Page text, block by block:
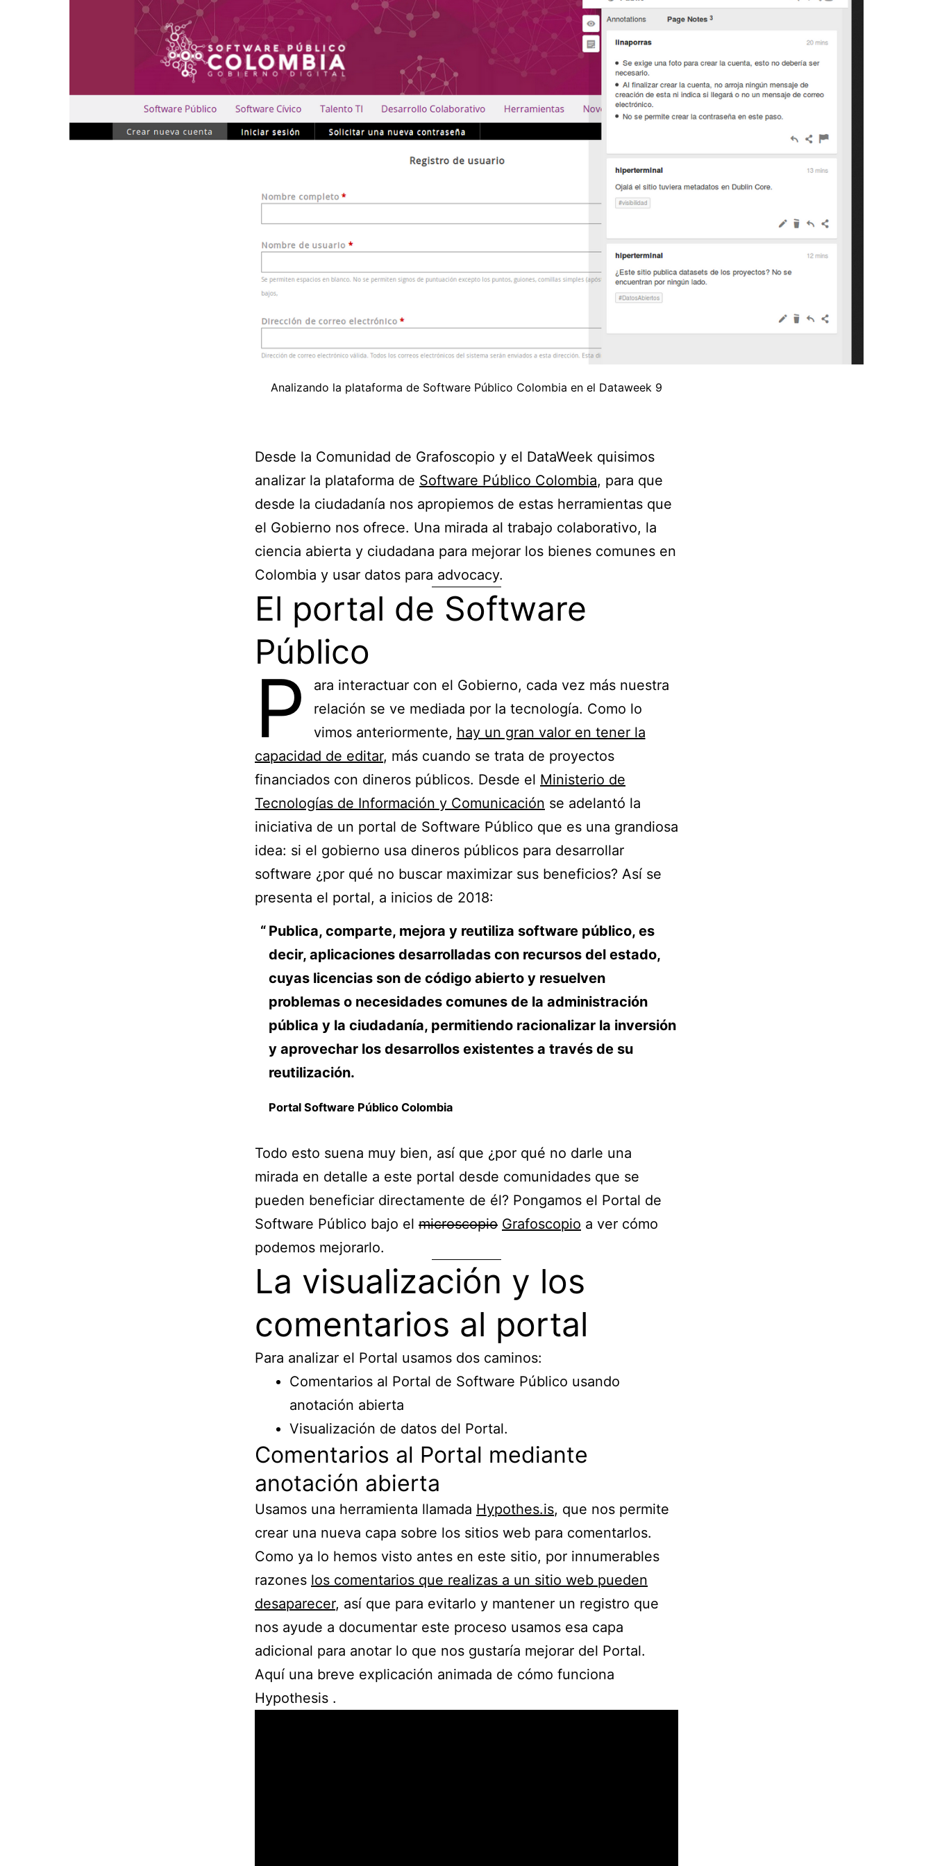
Analizando la plataforma de Software Público Colombia en el Dataweek 9
Desde la Comunidad de Grafoscopio y el DataWeek quisimos
analizar la plataforma de Software Público Colombia, para que
desde la ciudadanía nos apropiemos de estas herramientas que
el Gobierno nos ofrece. Una mirada al trabajo colaborativo, la
ciencia abierta y ciudadana para mejorar los bienes comunes en
Colombia y usar datos para advocacy.
El portal de Software
Público
P
ara interactuar con el Gobierno, cada vez más nuestra
relación se ve mediada por la tecnología. Como lo
vimos anteriormente, hay un gran valor en tener la
capacidad de editar, más cuando se trata de proyectos
financiados con dineros públicos. Desde el Ministerio de
Tecnologías de Información y Comunicación se adelantó la
iniciativa de un portal de Software Público que es una grandiosa
idea: si el gobierno usa dineros públicos para desarrollar
software ¿por qué no buscar maximizar sus beneficios? Así se
presenta el portal, a inicios de 2018:
Publica, comparte, mejora y reutiliza software público, es
decir, aplicaciones desarrolladas con recursos del estado,
cuyas licencias son de código abierto y resuelven
problemas o necesidades comunes de la administración
pública y la ciudadanía, permitiendo racionalizar la inversión
y aprovechar los desarrollos existentes a través de su
reutilización.
Portal Software Público Colombia
Todo esto suena muy bien, así que ¿por qué no darle una
mirada en detalle a este portal desde comunidades que se
pueden beneficiar directamente de él? Pongamos el Portal de
Software Público bajo el microscopio Grafoscopio a ver cómo
podemos mejorarlo.
La visualización y los
comentarios al portal
Para analizar el Portal usamos dos caminos:
Comentarios al Portal de Software Público usando
anotación abierta
Visualización de datos del Portal.
Comentarios al Portal mediante
anotación abierta
Usamos una herramienta llamada Hypothes.is, que nos permite
crear una nueva capa sobre los sitios web para comentarlos.
Como ya lo hemos visto antes en este sitio, por innumerables
razones los comentarios que realizas a un sitio web pueden
desaparecer, así que para evitarlo y mantener un registro que
nos ayude a documentar este proceso usamos esa capa
adicional para anotar lo que nos gustaría mejorar del Portal.
Aquí una breve explicación animada de cómo funciona
Hypothesis .